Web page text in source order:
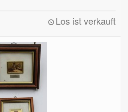
Los ist verkauft